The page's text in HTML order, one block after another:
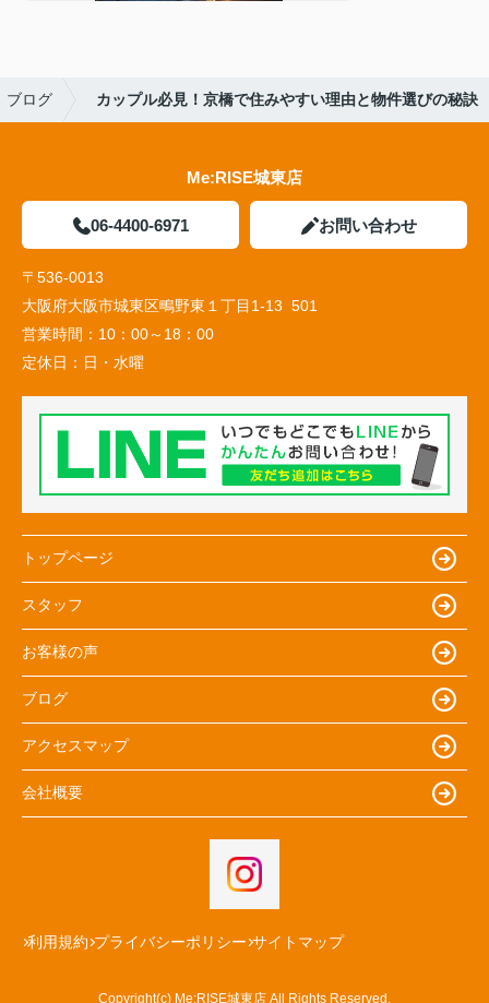
ブログ カップル必見！京橋で住みやすい理由と物件選びの秘訣
Me:RISE城東店
06-4400-6971 お問い合わせ
〒536-0013
大阪府大阪市城東区鴫野東１丁目1-13 501
営業時間： 10：00～18：00
定休日： 日・水曜
トップページ
スタッフ
お客様の声
ブログ
アクセスマップ
会社概要
利用規約 プライバシーポリシー サイトマップ
Copyright(c) Me:RISE城東店 All Rights Reserved.